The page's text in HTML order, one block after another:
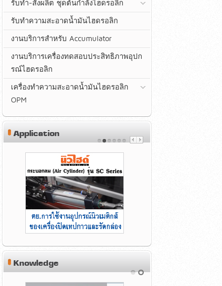
รับทำ-สั่งผลิต ชุดต้นกำลังไฮดรอลิก
รับทำความสะอาดน้ำมันไฮดรอลิก
งานบริการสำหรับ Accumulator
งานบริการเครื่องทดสอบประสิทธิภาพอุปก
รณ์ไฮดรอลิก
เครื่องทำความสะอาดน้ำมันไฮดรอลิก
OPM
Application
Knowledge